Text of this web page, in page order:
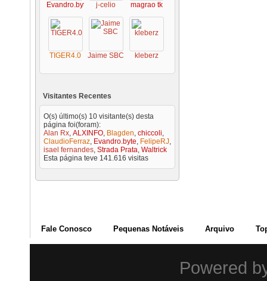
Evandro.byte j-celio magrao tk
TIGER4.0 Jaime SBC kleberz
Visitantes Recentes
O(s) último(s) 10 visitante(s) desta
página foi(foram):
Alan Rx, ALXINFO, Blagden, chiccoli,
ClaudioFerraz, Evandro.byte, FelipeRJ,
isael fernandes, Strada Prata, Waltrick
Esta página teve 141.616 visitas
Fale Conosco Pequenas Notáveis Arquivo
Powered